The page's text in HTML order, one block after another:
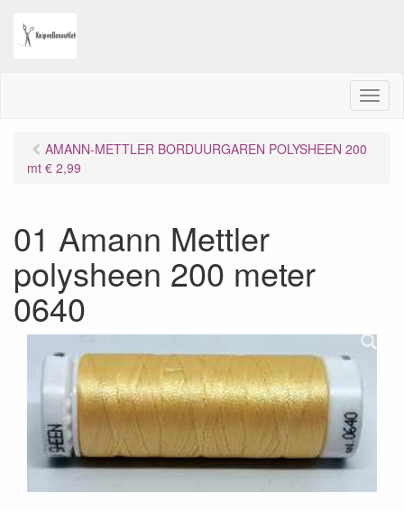
M
e
AMANN-METTLER BORDUURGAREN POLYSHEEN 200
mt € 2,99
01 Amann Mettler
polysheen 200 meter
0640